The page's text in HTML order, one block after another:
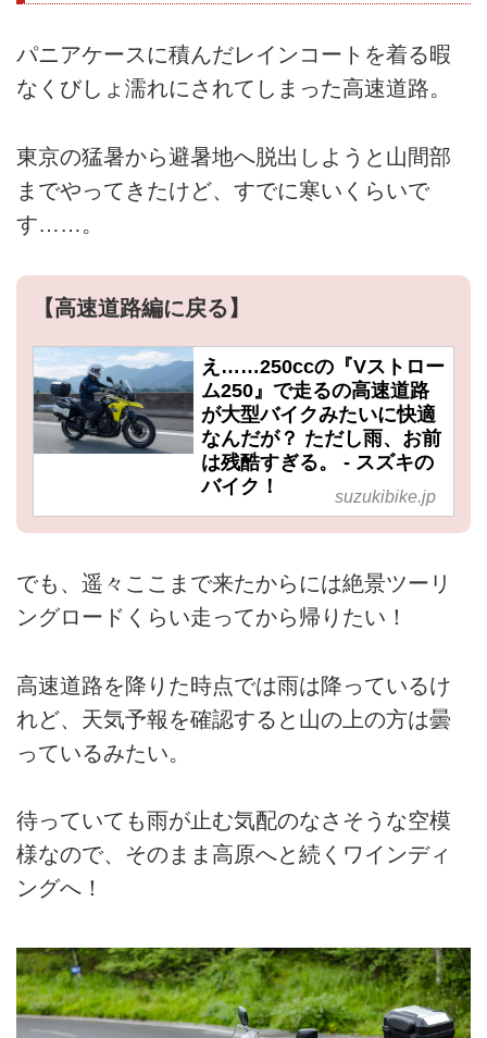
パニアケースに積んだレインコートを着る暇
なくびしょ濡れにされてしまった高速道路。
東京の猛暑から避暑地へ脱出しようと山間部
までやってきたけど、すでに寒いくらいで
す……。
【高速道路編に戻る】
え……250ccの『Vストロー
ム250』で走るの高速道路
が大型バイクみたいに快適
なんだが？ ただし雨、お前
は残酷すぎる。 - スズキの
バイク！
suzukibike.jp
でも、遥々ここまで来たからには絶景ツーリ
ングロードくらい走ってから帰りたい！
高速道路を降りた時点では雨は降っているけ
れど、天気予報を確認すると山の上の方は曇
っているみたい。
待っていても雨が止む気配のなさそうな空模
様なので、そのまま高原へと続くワインディ
ングへ！